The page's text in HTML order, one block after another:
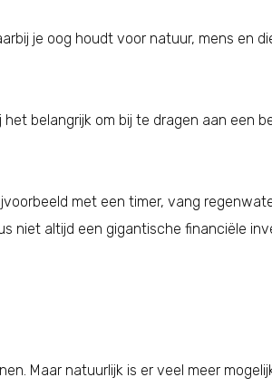
je oog houdt voor natuur, mens en
belangrijk om bij te dragen aan een
met een timer, vang
niet altijd een gigantische financiële
Maar natuurlijk is er veel meer